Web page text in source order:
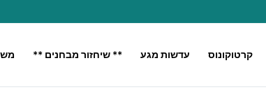
** שיחזור מבחנים ** עדשות מגע קרטוקונוס